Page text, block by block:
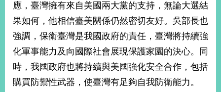
民
服
本
部
相
應，臺灣擁有來自美國兩大黨的支持，無論大選結
果如何，他相信臺美關係仍然密切友好。吳部長也
強調，保衛臺灣是我國政府的責任，臺灣將持續強
化軍事能力及向國際社會展現保護家園的決心。同
時，我國政府也將持續與美國強化安全合作，包括
購買防禦性武器，使臺灣有足夠自我防衛能力。